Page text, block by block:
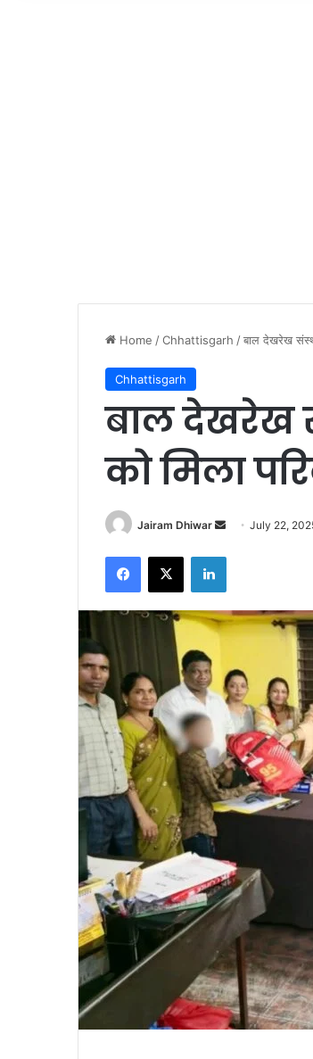
Home /Chhattisgarh /बाल देखरेख
Chhattisgarh
बाल देखरेख
को मिला
Jairam Dhiwar
Send July 22,
Facebook
X LinkedIn